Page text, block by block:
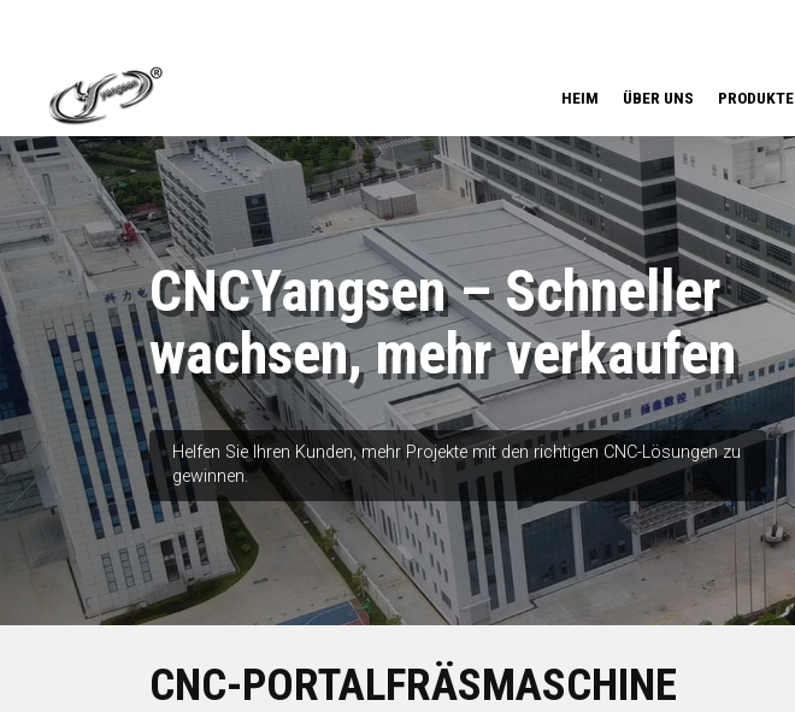
HEIM ÜBER UNS PRODUKTE
CNCYangsen – Schneller
wachsen, mehr verkaufen
Helfen Sie Ihren Kunden, mehr Projekte mit den richtigen CNC-Lösungen zu
gewinnen.
CNC-PORTALFRÄSMASCHINE